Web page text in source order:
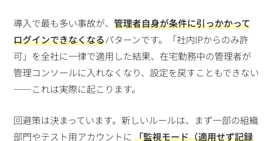
導入で最も多い事故が、管理者自身が条件に引っかかって
ログインできなくなるパターンです。「社内IPからのみ許
可」を全社に一律で適用した結果、在宅勤務中の管理者が
管理コンソールに入れなくなり、設定を戻すこともできない
——これは実際に起こります。
回避策は決まっています。新しいルールは、まず一部の組織
部門やテスト用アカウントに「監視モード（適用せず記録